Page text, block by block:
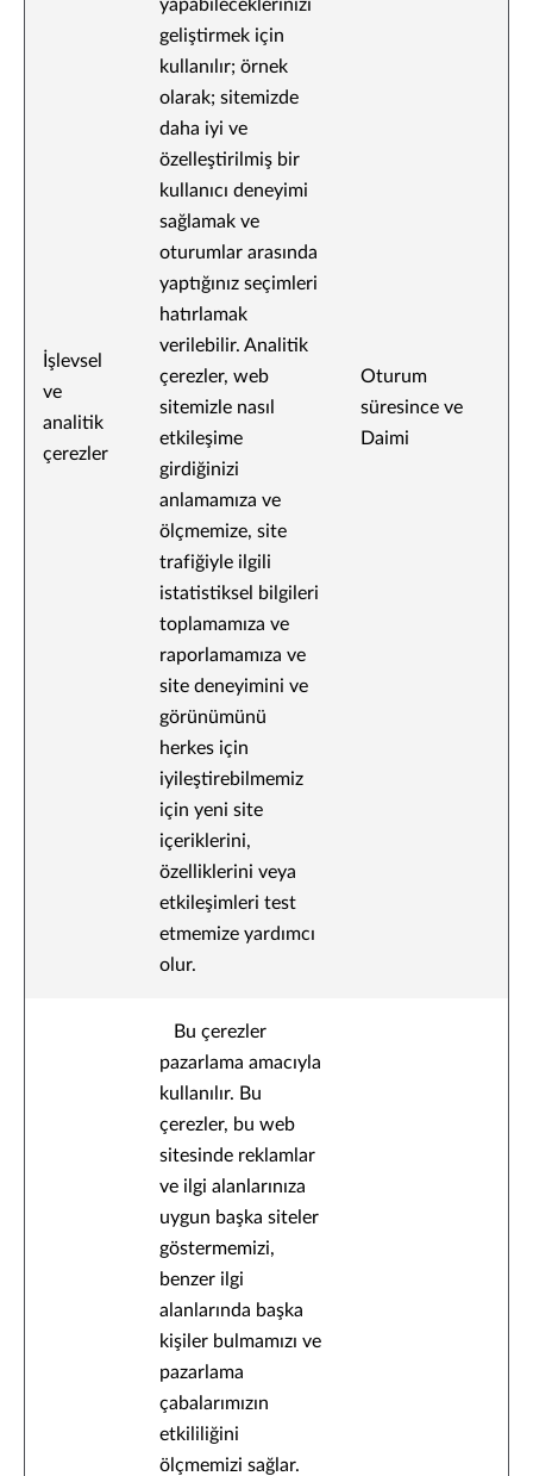
İşlevsel
ve
analitik
çerezler
yapabileceklerinizi
geliştirmek için
kullanılır; örnek
olarak; sitemizde
daha iyi ve
özelleştirilmiş bir
kullanıcı deneyimi
sağlamak ve
oturumlar arasında
yaptığınız seçimleri
hatırlamak
verilebilir. Analitik
çerezler, web
sitemizle nasıl
etkileşime
girdiğinizi
anlamamıza ve
ölçmemize, site
trafiğiyle ilgili
istatistiksel bilgileri
toplamamıza ve
raporlamamıza ve
site deneyimini ve
görünümünü
herkes için
iyileştirebilmemiz
için yeni site
içeriklerini,
özelliklerini veya
etkileşimleri test
etmemize yardımcı
olur.
Oturum
süresince ve
Daimi
Bu çerezler
pazarlama amacıyla
kullanılır. Bu
çerezler, bu web
sitesinde reklamlar
ve ilgi alanlarınıza
uygun başka siteler
göstermemizi,
benzer ilgi
alanlarında başka
kişiler bulmamızı ve
pazarlama
çabalarımızın
etkililiğini
ölçmemizi sağlar.